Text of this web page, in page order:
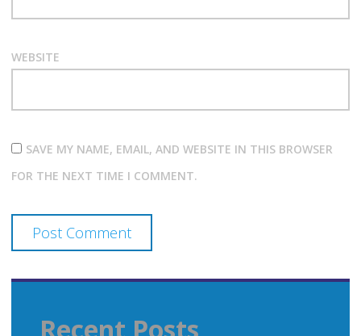
WEBSITE
SAVE MY NAME, EMAIL, AND WEBSITE IN THIS BROWSER
FOR THE NEXT TIME I COMMENT.
Recent Posts